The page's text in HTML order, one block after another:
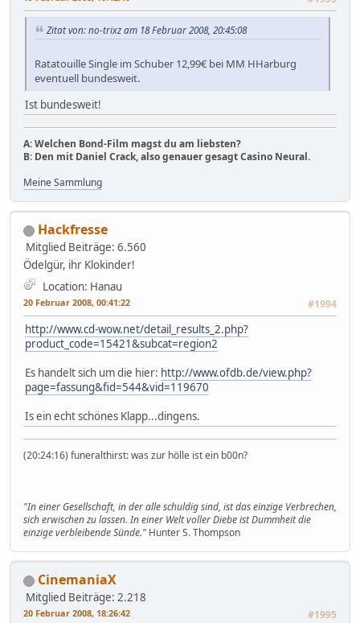
Zitat von: no-trixz am 18 Februar 2008, 20:45:08
Ratatouille Single im Schuber 12,99€ bei MM HHarburg
eventuell bundesweit.
Ist bundesweit!
A: Welchen Bond-Film magst du am liebsten?
B: Den mit Daniel Crack, also genauer gesagt Casino Neural.
Meine Sammlung
Hackfresse
Mitglied Beiträge: 6.560
Ödelgür, ihr Klokinder!
Location: Hanau
20 Februar 2008, 00:41:22 #1994
http://www.cd-wow.net/detail_results_2.php?
product_code=15421&subcat=region2
Es handelt sich um die hier: http://www.ofdb.de/view.php?
page=fassung&fid=544&vid=119670
Is ein echt schönes Klapp...dingens.
(20:24:16) funeralthirst: was zur hölle ist ein b00n?
"In einer Gesellschaft, in der alle schuldig sind, ist das einzige Verbrechen,
sich erwischen zu lassen. In einer Welt voller Diebe ist Dummheit die
einzige verbleibende Sünde." Hunter S. Thompson
CinemaniaX
Mitglied Beiträge: 2.218
20 Februar 2008, 18:26:42 #1995